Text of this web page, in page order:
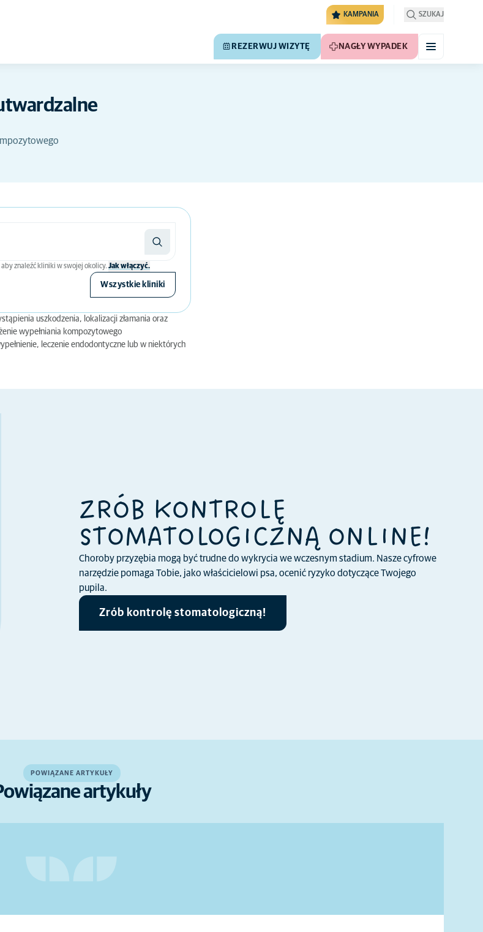
KAMPANIA SZUKAJ
REZERWUJ WIZYTĘ NAGŁY WYPADEK
znaleźć kliniki w swojej okolicy. Jak włączyć.
Wszystkie kliniki
uszkodzenia, lokalizacji złamania oraz
wypełniania kompozytowego
leczenie endodontyczne lub w niektórych
ZRÓB KONTROLĘ
STOMATOLOGICZNĄ ONLINE!
Choroby przyzębia mogą być trudne do wykrycia we wczesnym stadium. Nasze cyfrowe
narzędzie pomaga Tobie, jako właścicielowi psa, ocenić ryzyko dotyczące Twojego
pupila.
Zrób kontrolę stomatologiczną!
POWIĄZANE ARTYKUŁY
artykuły